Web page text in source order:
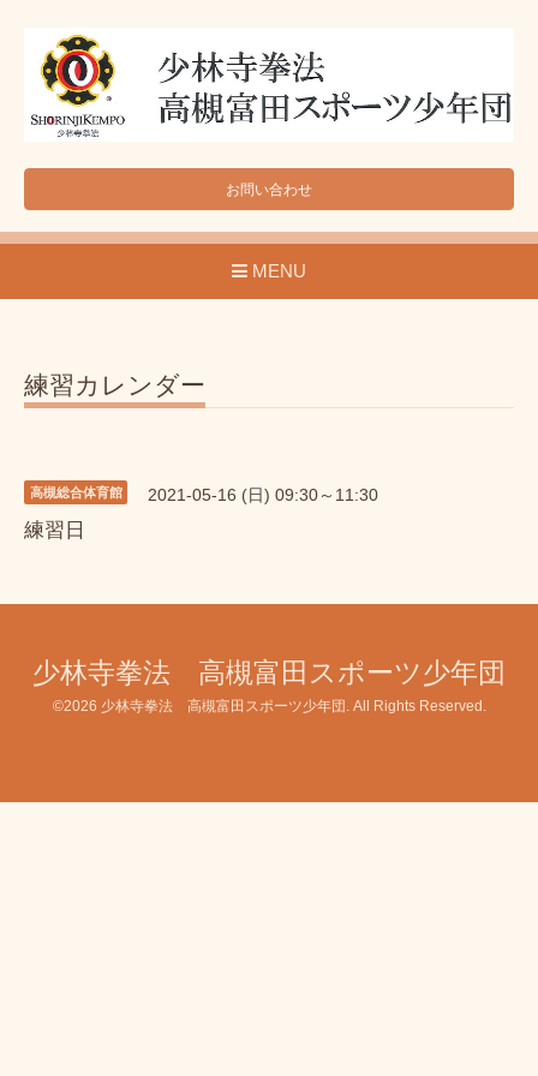
お問い合わせ
MENU
練習カレンダー
高槻総合体育館 2021-05-16 (日) 09:30～11:30
練習日
少林寺拳法 高槻富田スポーツ少年団
©2026 少林寺拳法 高槻富田スポーツ少年団 . All Rights Reserved.